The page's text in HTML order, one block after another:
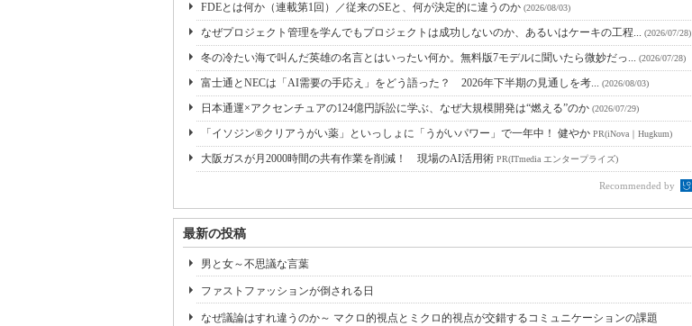
FDEとは何か（連載第1回）／従来のSEと、何が決定的に違うのか (2026/08/03)
なぜプロジェクト管理を学んでもプロジェクトは成功しないのか、あるいはケーキの工程... (2026/07/28)
冬の冷たい海で叫んだ英雄の名言とはいったい何か。無料版7モデルに聞いたら微妙だっ... (2026/07/28)
富士通とNECは「AI需要の手応え」をどう語った？ 2026年下半期の見通しを考... (2026/08/03)
日本通運×アクセンチュアの124億円訴訟に学ぶ、なぜ大規模開発は“燃える”のか (2026/07/29)
「イソジン®クリアうがい薬」といっしょに「うがいパワー」で一年中！ 健やか PR(iNova｜Hugkum)
大阪ガスが月2000時間の共有作業を削減！ 現場のAI活用術 PR(ITmedia エンタープライズ)
Recommended by
最新の投稿
男と女～不思議な言葉
ファストファッションが倒される日
なぜ議論はすれ違うのか～ マクロ的視点とミクロ的視点が交錯するコミュニケーションの課題